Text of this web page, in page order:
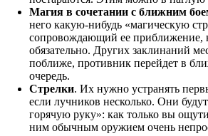
Магия в сочетании с ближним
него какую-нибудь «магическую
сопровождающий ее приближение,
обязательно. Других заклинаний
поближе, противник перейдет в
очередь.
Стрелки. Их нужно устранять
если лучников несколько. Они
горячую руку»: как только вы
ним обычным оружием очень